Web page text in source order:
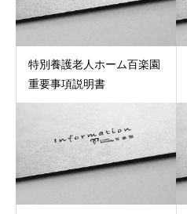
特別養護老人ホーム百楽園
重要事項説明書